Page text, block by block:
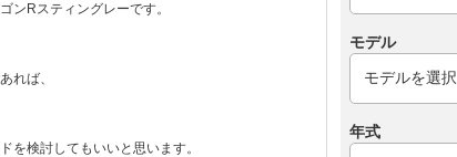
ンRスティングレーです。
れば、
検討してもいいと思います。
モデル
年式